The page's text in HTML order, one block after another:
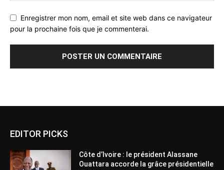
Enregistrer mon nom, email et site web dans ce navigateur
pour la prochaine fois que je commenterai.
EDITOR PICKS
Côte d’Ivoire : le président Alassane
Ouattara accorde la grâce présidentielle